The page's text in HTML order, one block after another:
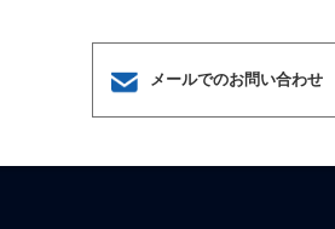
メールでのお問い合わせ